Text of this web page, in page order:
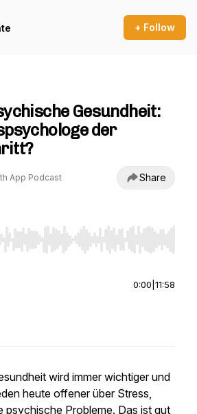
+ Follow
Gesundheit:
der
App Podcast Share
Right to seek, Home/End to jump to
0:00 11:58
wird immer wichtiger und
heute offener über Stress,
psychische Probleme. Das ist gut